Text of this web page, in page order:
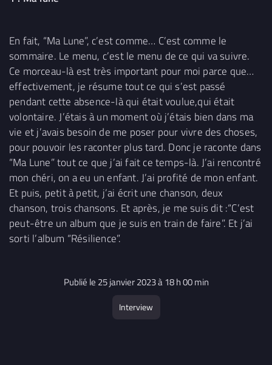
En fait, “Ma Lune”, c’est comme… C’est comme le
sommaire. Le menu, c’est le menu de ce qui va suivre.
Ce morceau-là est très important pour moi parce que…
effectivement, je résume tout ce qui s’est passé
pendant cette absence-là qui était voulue,qui était
volontaire. J’étais à un moment où j’étais bien dans ma
vie et j’avais besoin de me poser pour vivre des choses,
pour pouvoir les raconter plus tard. Donc je raconte dans
“Ma Lune” tout ce que j’ai fait ce temps-là. J’ai rencontré
mon chéri, on a eu un enfant. J’ai profité de mon enfant.
Et puis, petit à petit, j’ai écrit une chanson, deux
chanson, trois chansons. Et après, je me suis dit :“C’est
peut-être un album que je suis en train de faire”. Et j’ai
sorti l’album “Résilience”.
Publié le 25 janvier 2023 à 18 h 00 min
Interview